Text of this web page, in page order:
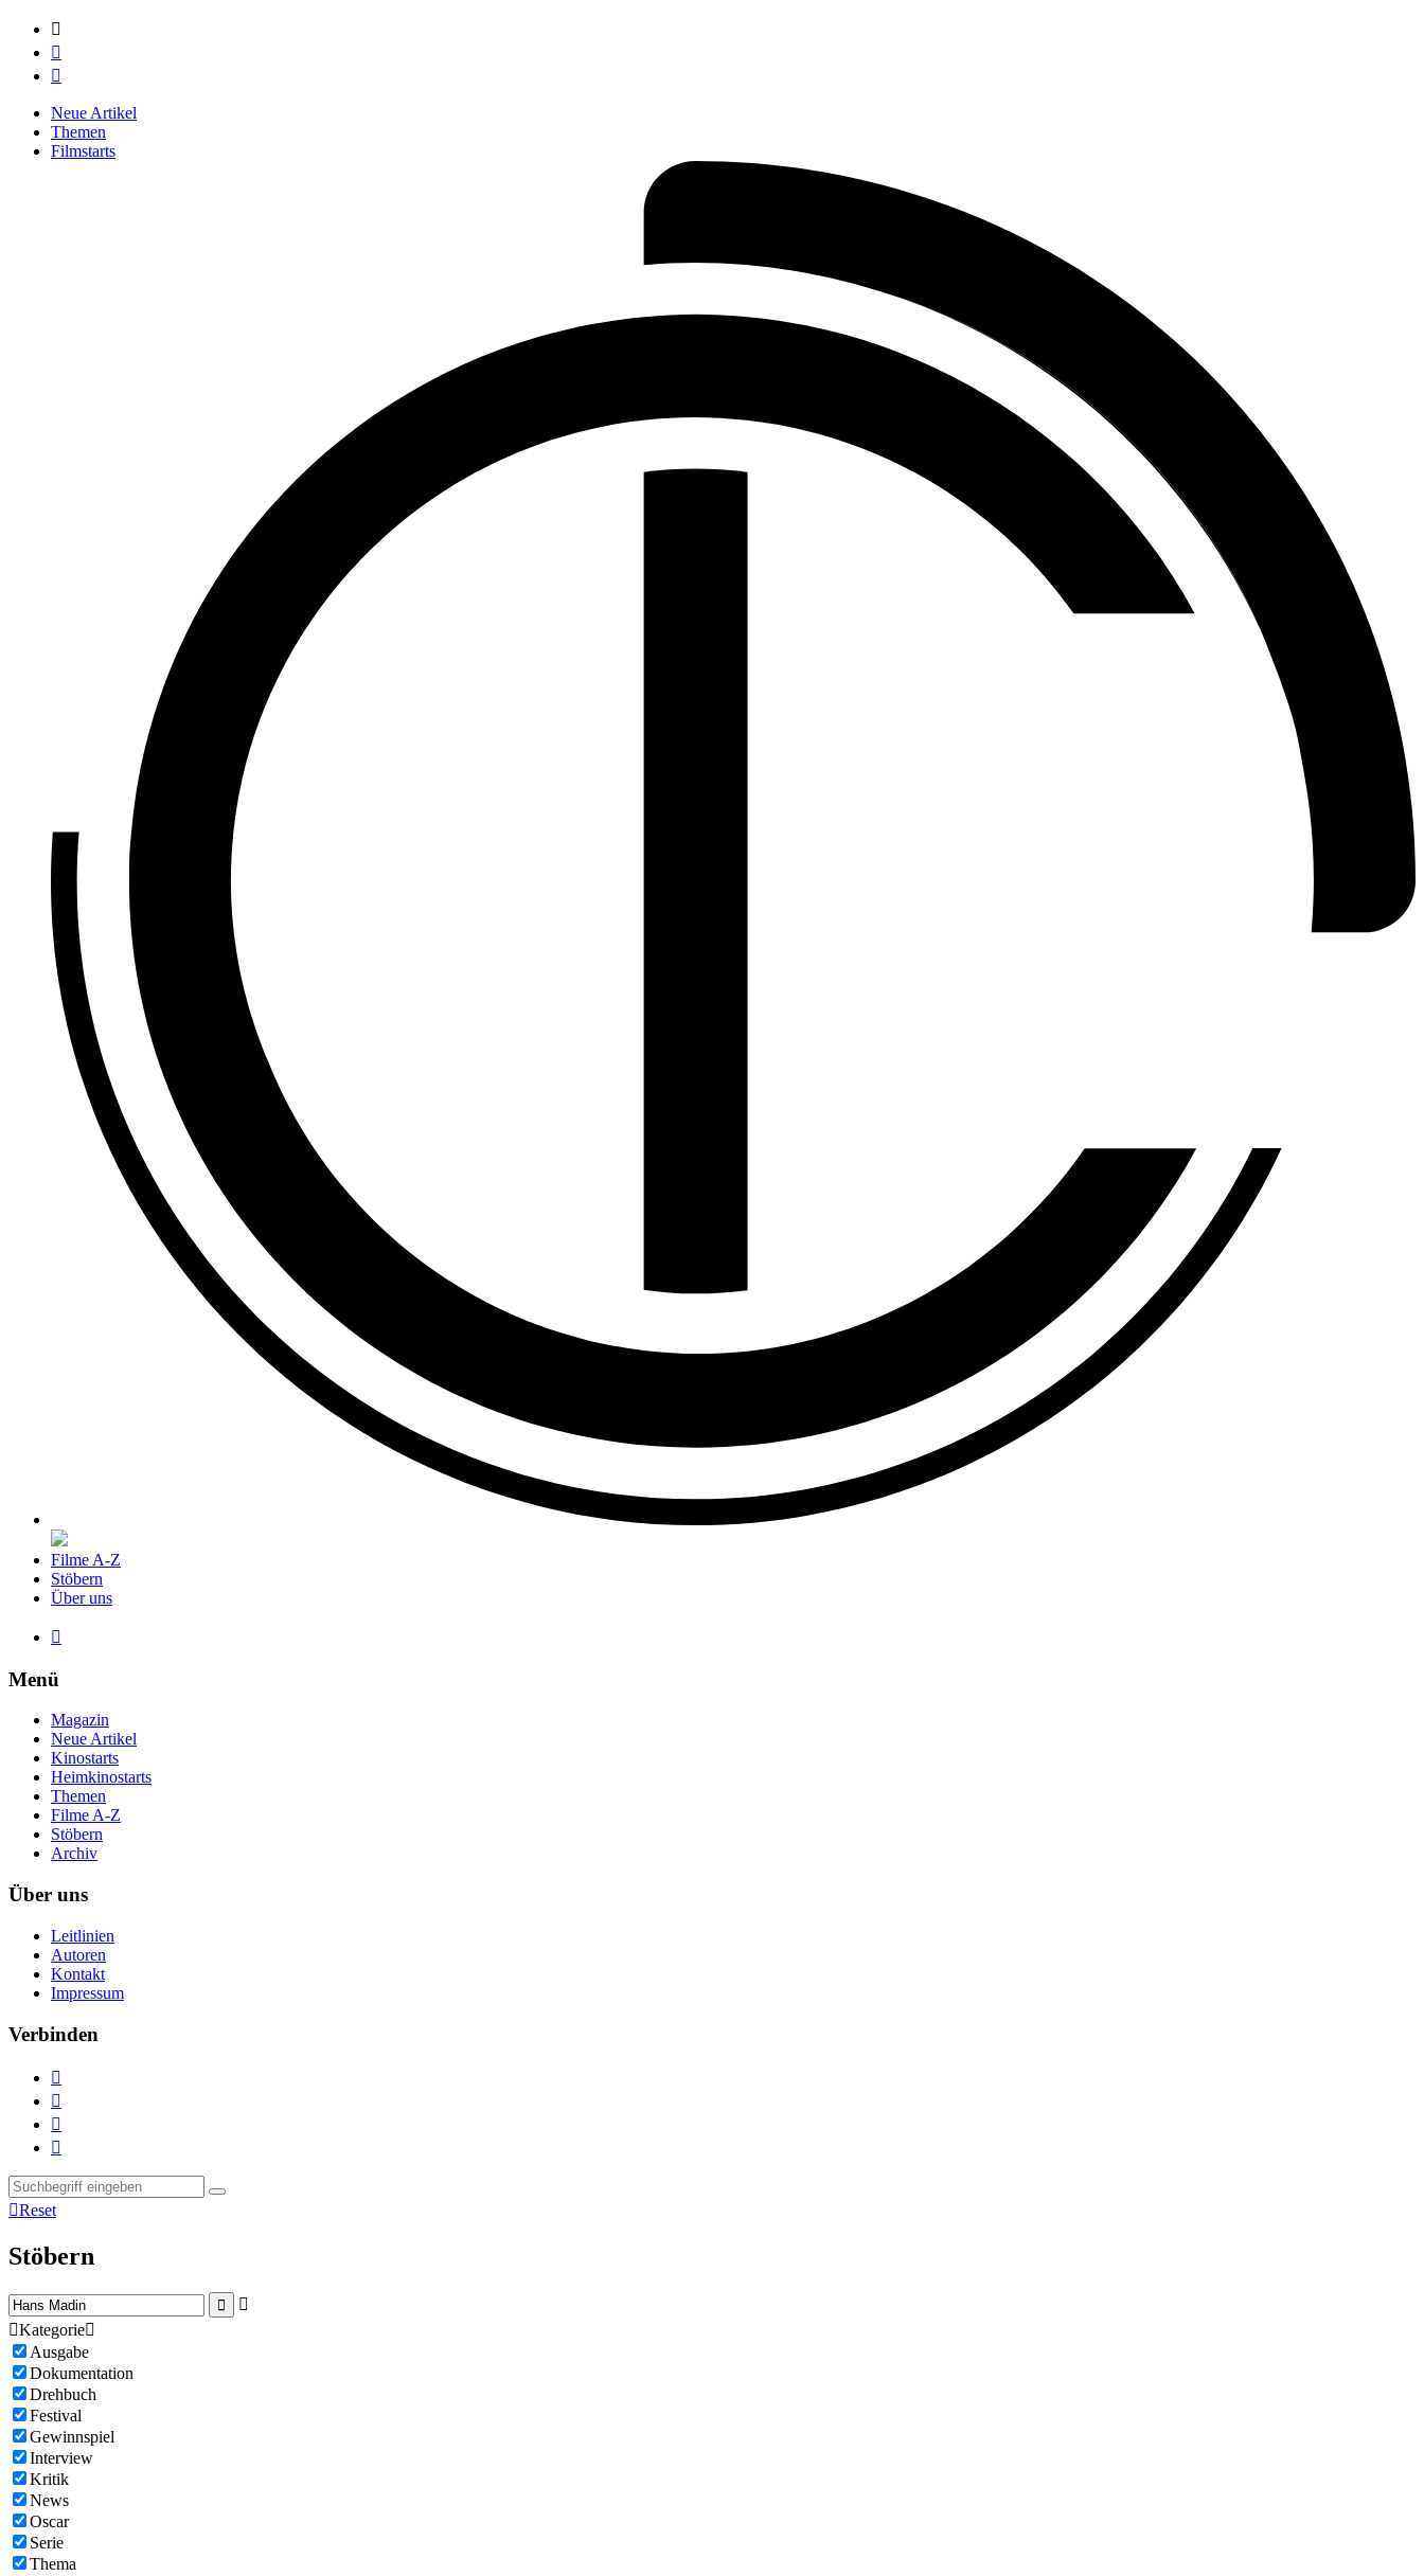



Neue Artikel
Themen
Filmstarts
Filme A-Z
Stöbern
Über uns

Menü
Magazin
Neue Artikel
Kinostarts
Heimkinostarts
Themen
Filme A-Z
Stöbern
Archiv
Über uns
Leitlinien
Autoren
Kontakt
Impressum
Verbinden




Reset
Stöbern


Kategorie
Ausgabe
Dokumentation
Drehbuch
Festival
Gewinnspiel
Interview
Kritik
News
Oscar
Serie
Thema